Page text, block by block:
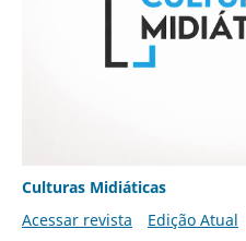
Culturas Midiáticas
Acessar revista
Edição Atual